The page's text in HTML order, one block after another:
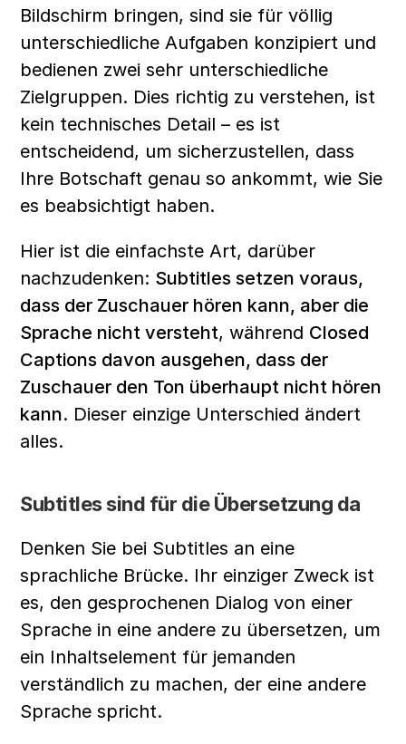
Bildschirm bringen, sind sie für völlig
unterschiedliche Aufgaben konzipiert und
bedienen zwei sehr unterschiedliche
Zielgruppen. Dies richtig zu verstehen, ist
kein technisches Detail – es ist
entscheidend, um sicherzustellen, dass
Ihre Botschaft genau so ankommt, wie Sie
es beabsichtigt haben.
Hier ist die einfachste Art, darüber
nachzudenken: Subtitles setzen voraus,
dass der Zuschauer hören kann, aber die
Sprache nicht versteht, während Closed
Captions davon ausgehen, dass der
Zuschauer den Ton überhaupt nicht hören
kann. Dieser einzige Unterschied ändert
alles.
Subtitles sind für die Übersetzung da
Denken Sie bei Subtitles an eine
sprachliche Brücke. Ihr einziger Zweck ist
es, den gesprochenen Dialog von einer
Sprache in eine andere zu übersetzen, um
ein Inhaltselement für jemanden
verständlich zu machen, der eine andere
Sprache spricht.